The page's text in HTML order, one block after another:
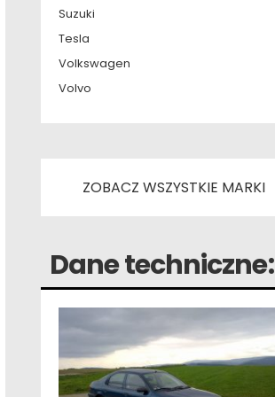
Suzuki
Tesla
Volkswagen
Volvo
ZOBACZ WSZYSTKIE MARKI
Dane techniczne: